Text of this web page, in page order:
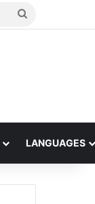
LANGUAGES